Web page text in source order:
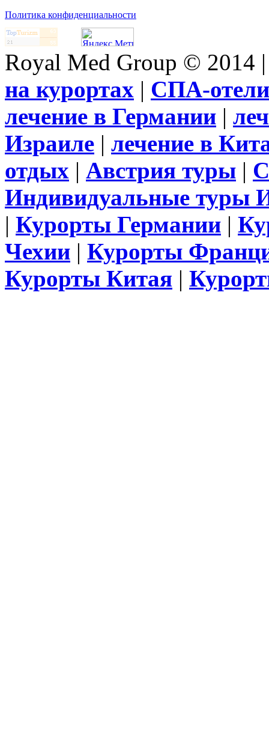
Политика конфиденциальности
Royal Med Group © 2014
на курортах | СПА-отели
лечение в Германии |
Израиле | лечение в
отдых | Австрия туры |
Индивидуальные туры
| Курорты Германии |
Чехии | Курорты
Курорты Китая |